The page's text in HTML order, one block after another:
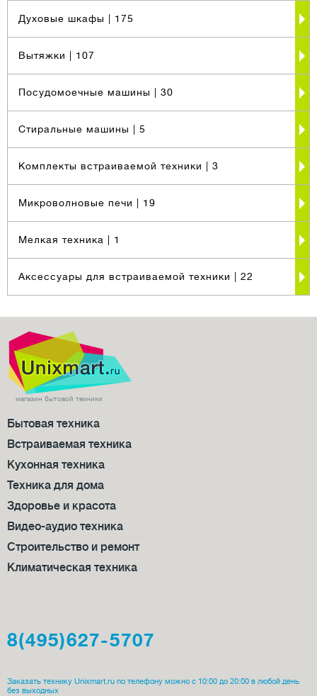
Духовые шкафы | 175
Вытяжки | 107
Посудомоечные машины | 30
Стиральные машины | 5
Комплекты встраиваемой техники | 3
Микроволновые печи | 19
Мелкая техника | 1
Аксессуары для встраиваемой техники | 22
магазин бытовой техники
Бытовая техника
Встраиваемая техника
Кухонная техника
Техника для дома
Здоровье и красота
Видео-аудио техника
Строительство и ремонт
Климатическая техника
8(495)627-5707
Заказать технику Unixmart.ru по телефону можно с 10:00 до 20:00 в любой день
без выходных